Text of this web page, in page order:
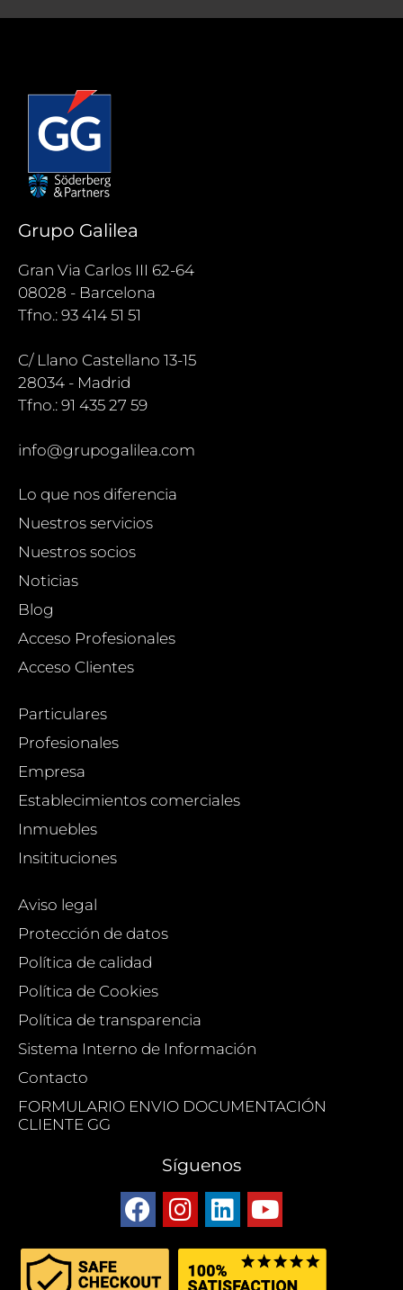
Grupo Galilea
Gran Via Carlos III 62-64
08028 - Barcelona
Tfno.: 93 414 51 51
C/ Llano Castellano 13-15
28034 - Madrid
Tfno.: 91 435 27 59
info@grupogalilea.com
Lo que nos diferencia
Nuestros servicios
Nuestros socios
Noticias
Blog
Acceso Profesionales
Acceso Clientes
Particulares
Profesionales
Empresa
Establecimientos comerciales
Inmuebles
Insitituciones
Aviso legal
Protección de datos
Política de calidad
Política de Cookies
Política de transparencia
Sistema Interno de Información
Contacto
FORMULARIO ENVIO DOCUMENTACIÓN
CLIENTE GG
Síguenos